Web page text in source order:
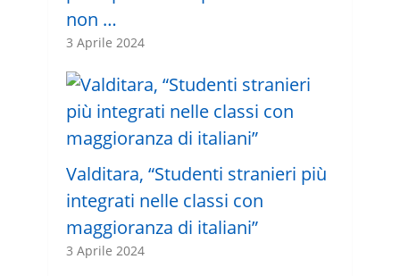
non …
3 Aprile 2024
Valditara, “Studenti stranieri più
integrati nelle classi con
maggioranza di italiani”
3 Aprile 2024